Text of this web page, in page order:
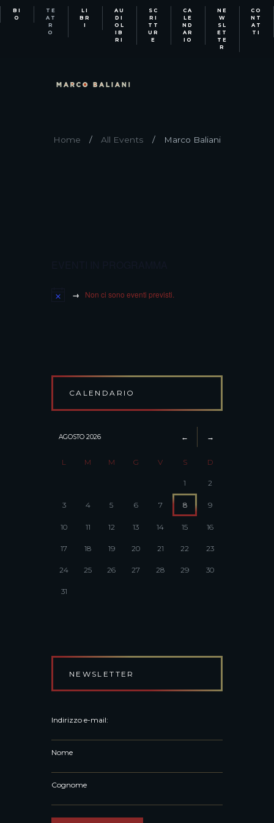
BI
O
TE
AT
R
O
LI
BR
I
AU
DI
OL
IB
RI
SC
RI
TT
UR
E
CA
LE
ND
AR
IO
NE
W
SL
ET
TE
R
CO
NT
AT
TI
Home All Events Marco Baliani
Non ci sono eventi previsti.
CALENDARIO
AGOSTO 2026
L M M G V S D
1 2
3 4 5 6 7 8 9
10 11 12 13 14 15 16
17 18 19 20 21 22 23
24 25 26 27 28 29 30
31
NEWSLETTER
Indirizzo e-mail:
Nome
Cognome